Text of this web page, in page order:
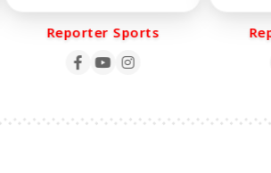
Reporter Sports